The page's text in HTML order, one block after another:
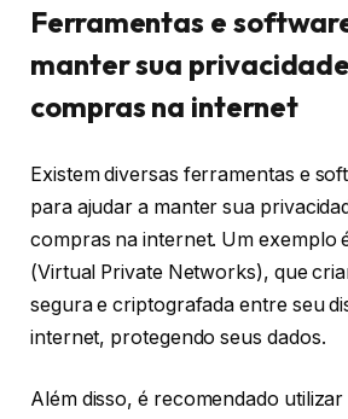
Ferramentas e
manter sua
compras na internet
Existem diversas ferramentas e
para ajudar a manter sua
compras na internet. Um exemplo
(Virtual Private Networks), que
segura e criptografada entre seu
internet, protegendo seus dados.
Além disso, é recomendado